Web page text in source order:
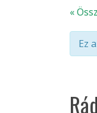
KÖZTÉR-INGATLAN
«
Ez